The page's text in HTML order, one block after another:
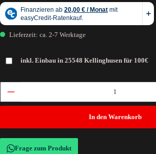
Lieferzeit: ca. 2-7 Werktage
inkl. Einbau in 25548 Kellinghusen für 100€
In den Warenkorb
Frage zum Produkt